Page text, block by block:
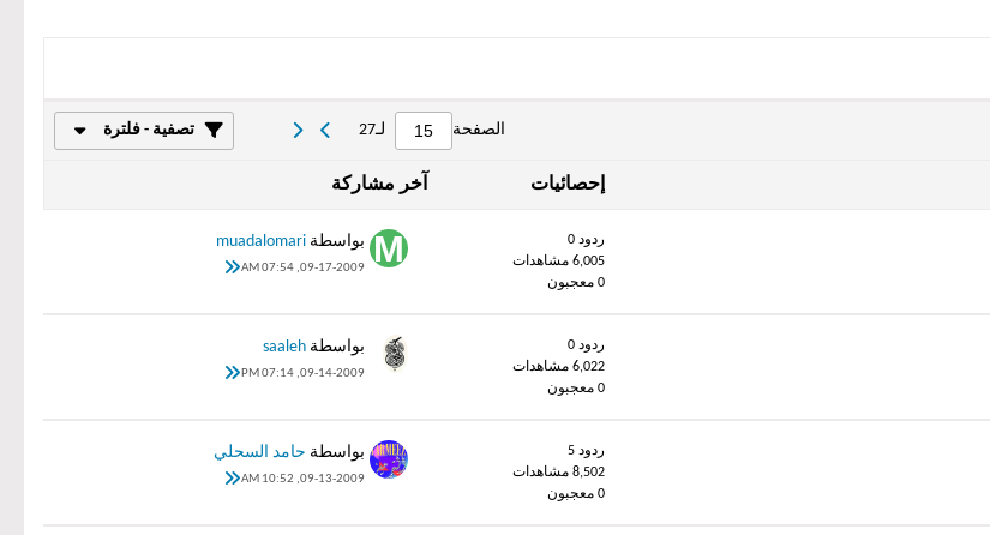
الصفحة لـ27 تصفية - فلترة
إحصائيات آخر مشاركة
ردود 0
6,005 مشاهدات
0 معجبون
بواسطة muadalomari
09-17-2009, 07:54 AM
ردود 0
6,022 مشاهدات
0 معجبون
بواسطة saaleh
09-14-2009, 07:14 PM
ردود 5
8,502 مشاهدات
0 معجبون
بواسطة حامد السحلي
09-13-2009, 10:52 AM